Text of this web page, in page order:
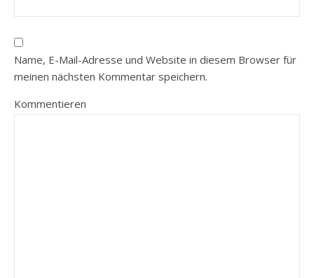
Name, E-Mail-Adresse und Website in diesem Browser für
meinen nächsten Kommentar speichern.
Kommentieren